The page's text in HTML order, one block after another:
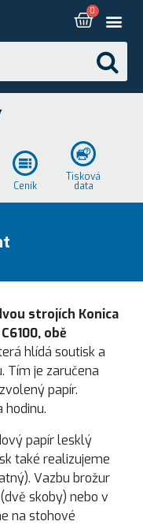
Ceník
Tisková
data
strojích Konica
obě
hlídá soutisk a
Tím je zaručena
papír.
hodinu.
papír lesklý
také realizujeme
Vazbu brožur
skoby) nebo v
na stohové